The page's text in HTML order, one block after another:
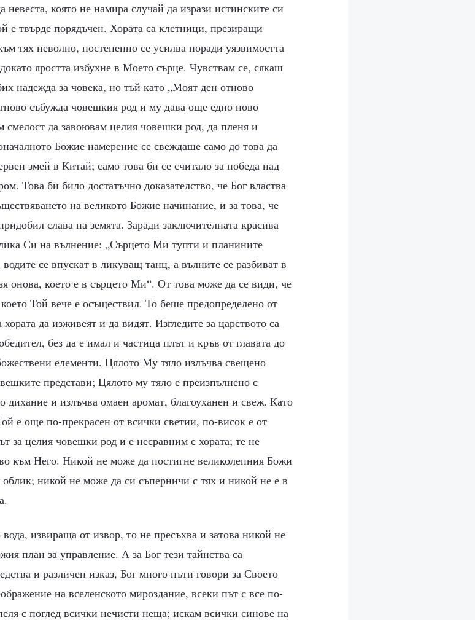
невеста, която не намира случай да изрази истинските си
е твърде порядъчен. Хората са клетници, презиращи
тях неволно, постепенно се усилва поради уязвимостта
яростта избухне в Моето сърце. Чувствам се, сякаш
надежда за човека, но тъй като „Моят ден отново
събужда човешкия род и му дава още едно ново
смелост да завоювам целия човешки род, да пленя и
Божие намерение се свеждаше само до това да
змей в Китай; само това би се считало за победа над
Това би било достатъчно доказателство, че Бог властва
на великото Божие начинание, и за това, че
слава на земята. Заради заключителната красива
Си на вълнение: „Сърцето Ми тупти и планините
се впускат в ликуващ танц, а вълните се разбиват в
онова, което е в сърцето Ми“. От това може да се види, че
Той вече е осъществил. То беше предопределено от
да изживеят и да видят. Изгледите за царството са
без да е имал и частица плът и кръв от главата до
елементи. Цялото Му тяло излъчва свещено
представи; Цялото му тяло е преизпълнено с
дихание и излъчва омаен аромат, благоуханен и свеж. Като
е още по-прекрасен от всички светии, по-висок е от
за целия човешки род и е несравним с хората; те не
към Него. Никой не може да постигне великолепния Божи
никой не може да си съперничи с тях и никой не е в
извираща от извор, то не пресъхва и затова никой не
план за управление. А за Бог тези тайнства са
и различен изказ, Бог много пъти говори за Своето
на вселенското мироздание, всеки път с все по-
с поглед всички нечисти неща; искам всички синове на